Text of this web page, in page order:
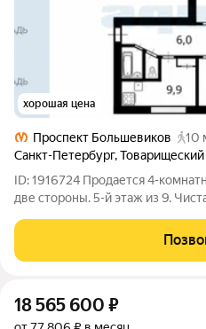
хорошая цена
Проспект Большевиков
10
Санкт-Петербург,Товарищеский
ID: 1916724 Продается 4-
две стороны. 5-й этаж из 9.
пешком. До центра города - 20
общественном транспорте. В
18 565 600 ₽